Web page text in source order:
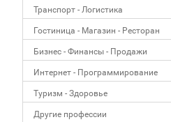
Транспорт - Логистика
Гостиница - Магазин - Ресторан
Бизнес - Финансы - Продажи
Интернет - Программирование
Туризм - Здоровье
Другие профессии